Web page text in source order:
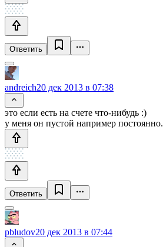
Ответить
andreich20 дек 2013 в 07:38
это если есть на счете что-нибудь :)
у меня он пустой например постоянно.
Ответить
pbludov20 дек 2013 в 07:44